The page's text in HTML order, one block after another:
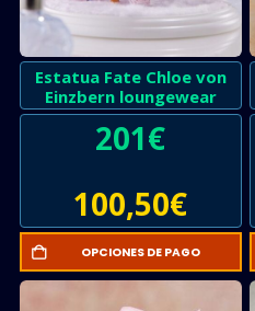
Estatua Fate Chloe von
Einzbern loungewear
201€
100,50€
OPCIONES DE PAGO